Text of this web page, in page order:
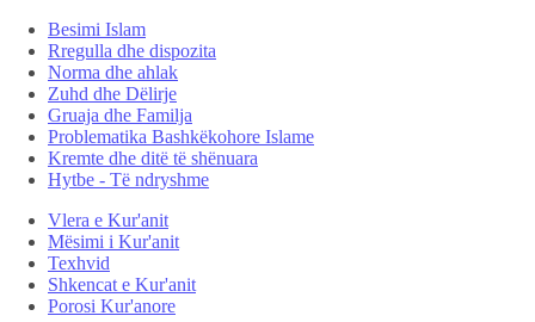
Besimi Islam
Rregulla dhe dispozita
Norma dhe ahlak
Zuhd dhe Dëlirje
Gruaja dhe Familja
Problematika Bashkëkohore Islame
Kremte dhe ditë të shënuara
Hytbe - Të ndryshme
Vlera e Kur'anit
Mësimi i Kur'anit
Texhvid
Shkencat e Kur'anit
Porosi Kur'anore